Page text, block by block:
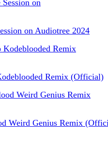
on Audiotree 2024
Remix (Official)
Weird Genius Remix